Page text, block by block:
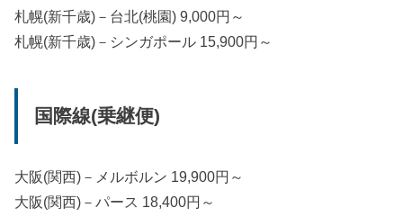
札幌(新千歳)－台北(桃園) 9,000円～
札幌(新千歳)－シンガポール 15,900円～
国際線(乗継便)
大阪(関西)－メルボルン 19,900円～
大阪(関西)－パース 18,400円～